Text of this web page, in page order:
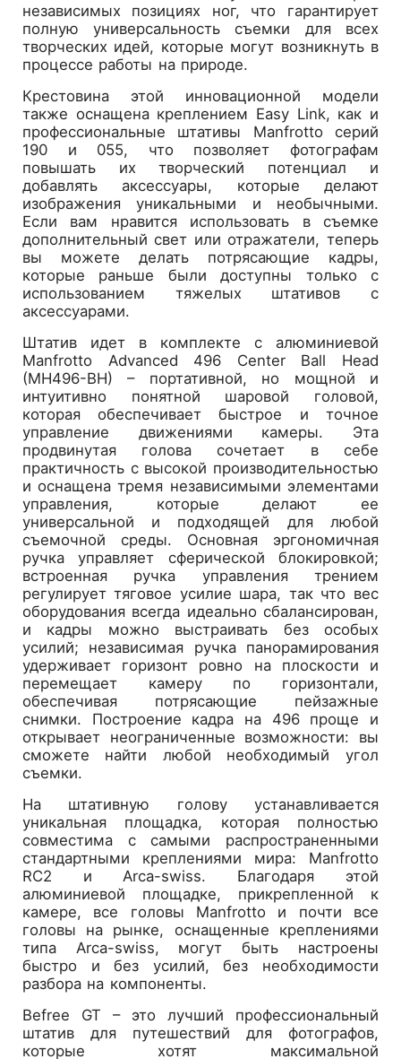
независимых позициях ног, что гарантирует
полную универсальность съемки для всех
творческих идей, которые могут возникнуть в
процессе работы на природе.
Крестовина этой инновационной модели
также оснащена креплением Easy Link, как и
профессиональные штативы Manfrotto серий
190 и 055, что позволяет фотографам
повышать их творческий потенциал и
добавлять аксессуары, которые делают
изображения уникальными и необычными.
Если вам нравится использовать в съемке
дополнительный свет или отражатели, теперь
вы можете делать потрясающие кадры,
которые раньше были доступны только с
использованием тяжелых штативов с
аксессуарами.
Штатив идет в комплекте с алюминиевой
Manfrotto Advanced 496 Center Ball Head
(MH496-BH) – портативной, но мощной и
интуитивно понятной шаровой головой,
которая обеспечивает быстрое и точное
управление движениями камеры. Эта
продвинутая голова сочетает в себе
практичность с высокой производительностью
и оснащена тремя независимыми элементами
управления, которые делают ее
универсальной и подходящей для любой
съемочной среды. Основная эргономичная
ручка управляет сферической блокировкой;
встроенная ручка управления трением
регулирует тяговое усилие шара, так что вес
оборудования всегда идеально сбалансирован,
и кадры можно выстраивать без особых
усилий; независимая ручка панорамирования
удерживает горизонт ровно на плоскости и
перемещает камеру по горизонтали,
обеспечивая потрясающие пейзажные
снимки. Построение кадра на 496 проще и
открывает неограниченные возможности: вы
сможете найти любой необходимый угол
съемки.
На штативную голову устанавливается
уникальная площадка, которая полностью
совместима с самыми распространенными
стандартными креплениями мира: Manfrotto
RC2 и Arca-swiss. Благодаря этой
алюминиевой площадке, прикрепленной к
камере, все головы Manfrotto и почти все
головы на рынке, оснащенные креплениями
типа Arca-swiss, могут быть настроены
быстро и без усилий, без необходимости
разбора на компоненты.
Befree GT – это лучший профессиональный
штатив для путешествий для фотографов,
которые хотят максимальной